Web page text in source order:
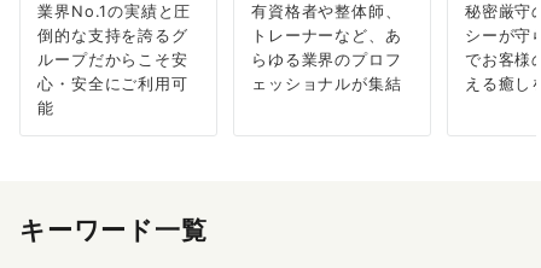
業界No.1の実績と圧
倒的な支持を誇るグ
ループだからこそ安
心・安全にご利用可
能
有資格者や整体師、
トレーナーなど、あ
らゆる業界のプロフ
ェッショナルが集結
秘密厳守
シーが守
でお客様
える癒し
キーワード一覧